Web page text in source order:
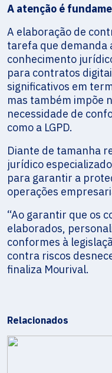
A atenção é
A elaboração de
tarefa que demanda
conhecimento
para contratos
significativos em
mas também impõe
necessidade de
como a LGPD.
Diante de tamanha
jurídico
para garantir a
operações
“Ao garantir que os
elaborados,
conformes à
contra riscos
finaliza Mourival.
Relacionados